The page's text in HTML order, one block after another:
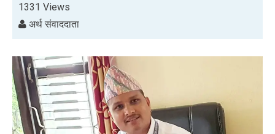
1331 Views
अर्थ संवाददाता